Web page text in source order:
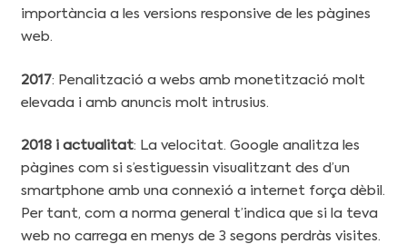
importància a les versions responsive de les pàgines
web.
2017: Penalització a webs amb monetització molt
elevada i amb anuncis molt intrusius.
2018 i actualitat: La velocitat. Google analitza les
pàgines com si s’estiguessin visualitzant des d’un
smartphone amb una connexió a internet força dèbil.
Per tant, com a norma general t’indica que si la teva
web no carrega en menys de 3 segons perdràs visites.